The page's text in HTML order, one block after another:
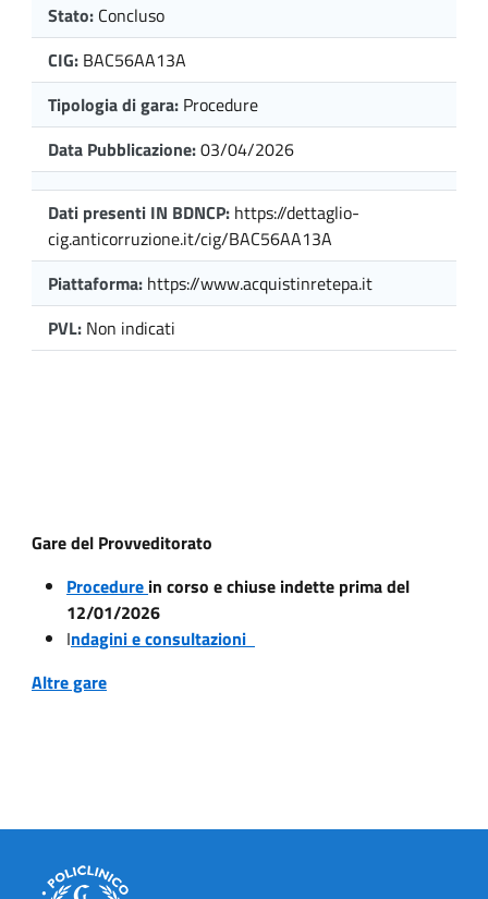
Stato: Concluso
CIG: BAC56AA13A
Tipologia di gara: Procedure
Data Pubblicazione:03/04/2026
Dati presenti IN BDNCP: https://dettaglio-
cig.anticorruzione.it/cig/BAC56AA13A
Piattaforma: https://www.acquistinretepa.it
PVL: Non indicati
Gare del Provveditorato
Procedure in corso e chiuse indette prima del
12/01/2026
Indagini e consultazioni
Altre gare